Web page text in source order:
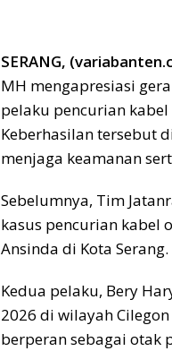
SERANG,
MH mengapresiasi
pelaku pencurian
Keberhasilan tersebut
menjaga keamanan
Sebelumnya, Tim
kasus pencurian kabel
Ansinda di Kota Serang.
Kedua pelaku, Bery
2026 di wilayah
berperan sebagai otak